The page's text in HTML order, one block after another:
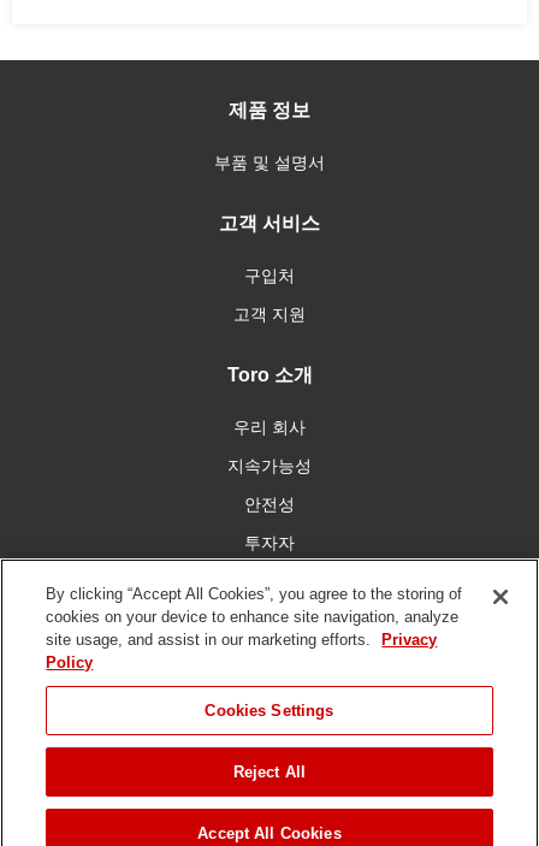
제품 정보
부품 및 설명서
고객 서비스
구입처
고객 지원
Toro 소개
우리 회사
지속가능성
안전성
투자자
우리와 함께 연결
이용 약관 개인 정보 보호 정책 DMCA/저작권 정책
저작권 ©2026 토로 회사. 모든 권리 보유.
By clicking “Accept All Cookies”, you agree to the storing of
cookies on your device to enhance site navigation, analyze
site usage, and assist in our marketing efforts.
Privacy
Policy
Cookies Settings
Reject All
Accept All Cookies